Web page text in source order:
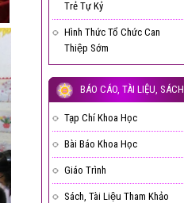
Trẻ Tự Kỷ
Hình Thức Tổ Chức Can
Thiệp Sớm
BÁO CÁO, TÀI LIỆU, SÁCH
Tạp Chí Khoa Học
Bài Báo Khoa Học
Giáo Trình
Sách, Tài Liệu Tham Khảo